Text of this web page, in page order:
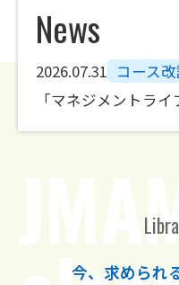
News
2026.08.03 お知らせ
2026.07.31 コース
2026.07.31 新コース
今、求められ